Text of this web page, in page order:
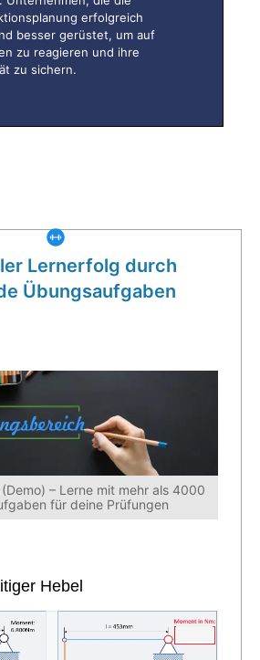
erfolgreich
besser gerüstet, um auf
zu reagieren und ihre
zu sichern.
Lernerfolg durch
Übungsaufgaben
– Lerne mit mehr als 4000
für deine Prüfungen